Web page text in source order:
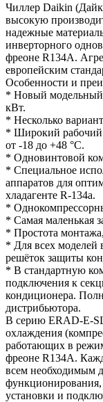
Чиллер Daikin
высокую
надежные
инверторного
фреоне R134A.
европейским
Особенности и
* Новый модельный
кВт.
* Несколько
* Широкий рабочий
от -18 до +48 °С.
* Одновинтовой
* Специальное
аппаратов для
хладагенте R-134a.
*
* Самая маленькая
* Простота
* Для всех моделей
решёток защиты
* В стандартную
подключения к
кондиционера.
дистрибьютора.
В серию ERAD-E-
охлаждения
работающих в
фреоне R134A.
всем необходимым
установки и